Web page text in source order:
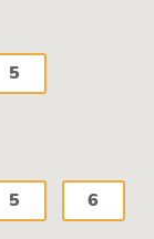
5
5 6